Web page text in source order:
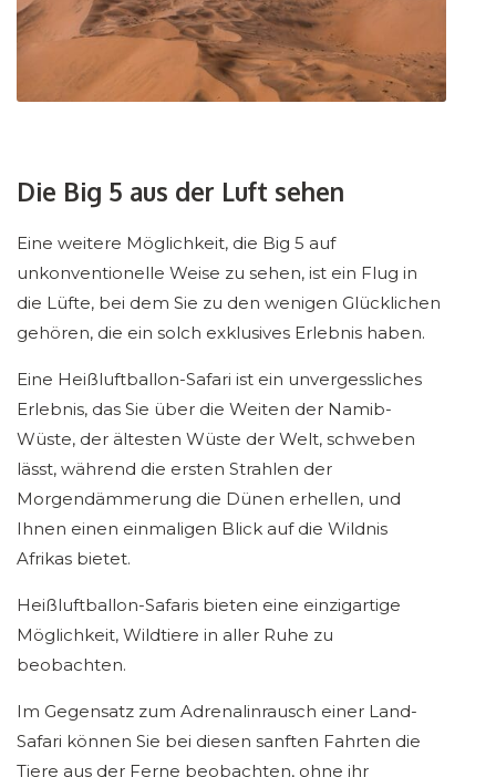
Die Big 5 aus der Luft sehen
Eine weitere Möglichkeit, die Big 5 auf
unkonventionelle Weise zu sehen, ist ein Flug in
die Lüfte, bei dem Sie zu den wenigen Glücklichen
gehören, die ein solch exklusives Erlebnis haben.
Eine Heißluftballon-Safari ist ein unvergessliches
Erlebnis, das Sie über die Weiten der Namib-
Wüste, der ältesten Wüste der Welt, schweben
lässt, während die ersten Strahlen der
Morgendämmerung die Dünen erhellen, und
Ihnen einen einmaligen Blick auf die Wildnis
Afrikas bietet.
Heißluftballon-Safaris bieten eine einzigartige
Möglichkeit, Wildtiere in aller Ruhe zu
beobachten.
Im Gegensatz zum Adrenalinrausch einer Land-
Safari können Sie bei diesen sanften Fahrten die
Tiere aus der Ferne beobachten, ohne ihr